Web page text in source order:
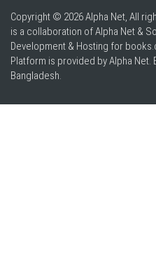
Copyright © 2026 Alpha Net, All
is a collaboration of Alpha Net &
Development & Hosting for
Platform is provided by Alpha Net.
Bangladesh.